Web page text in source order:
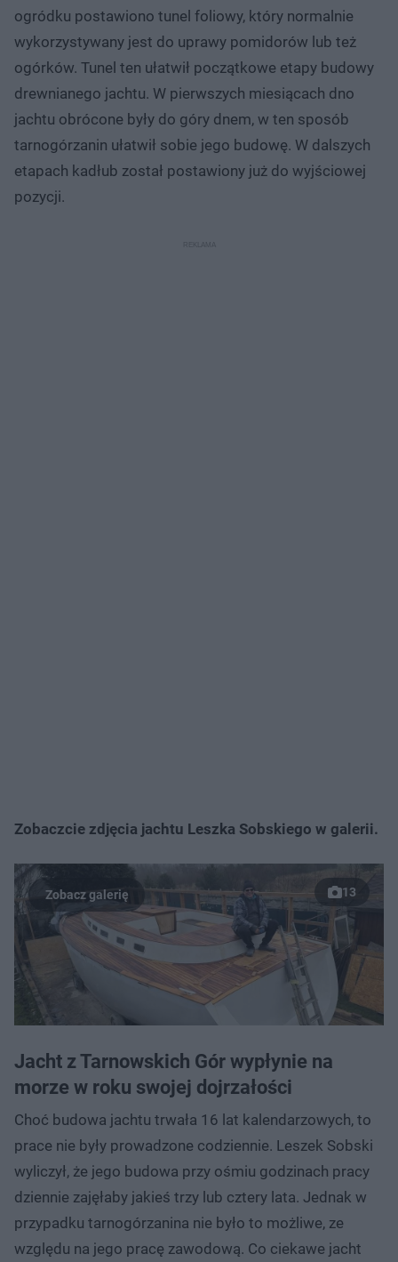
ogródku postawiono tunel foliowy, który normalnie
wykorzystywany jest do uprawy pomidorów lub też
ogórków. Tunel ten ułatwił początkowe etapy budowy
drewnianego jachtu. W pierwszych miesiącach dno
jachtu obrócone były do góry dnem, w ten sposób
tarnogórzanin ułatwił sobie jego budowę. W dalszych
etapach kadłub został postawiony już do wyjściowej
pozycji.
Zobaczcie zdjęcia jachtu Leszka Sobskiego w galerii.
13
Jacht z Tarnowskich Gór wypłynie na
morze w roku swojej dojrzałości
Choć budowa jachtu trwała 16 lat kalendarzowych, to
prace nie były prowadzone codziennie. Leszek Sobski
wyliczył, że jego budowa przy ośmiu godzinach pracy
dziennie zajęłaby jakieś trzy lub cztery lata. Jednak w
przypadku tarnogórzanina nie było to możliwe, ze
względu na jego pracę zawodową. Co ciekawe jacht